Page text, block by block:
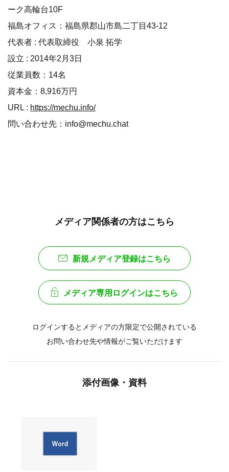
ーク高輪台10F
福島オフィス：福島県郡山市島二丁目43-12
代表者 : 代表取締役 小泉 拓学
設立 : 2014年2月3日
従業員数：14名
資本金：8,916万円
URL : https://mechu.info/
問い合わせ先：info@mechu.chat
メディア関係者の方はこちら
新規メディア登録はこちら
メディア専用ログインはこちら
ログインするとメディアの方限定で公開されている
お問い合わせ先や情報がご覧いただけます
添付画像・資料